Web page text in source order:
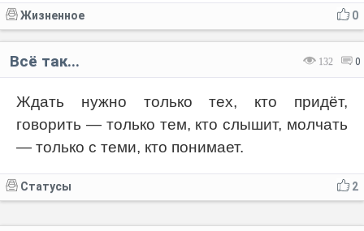
0
Жизненное
132 0
Всё так...
Ждать нужно только тех, кто придёт,
говорить — только тем, кто слышит, молчать
— только с теми, кто понимает.
2
Статусы